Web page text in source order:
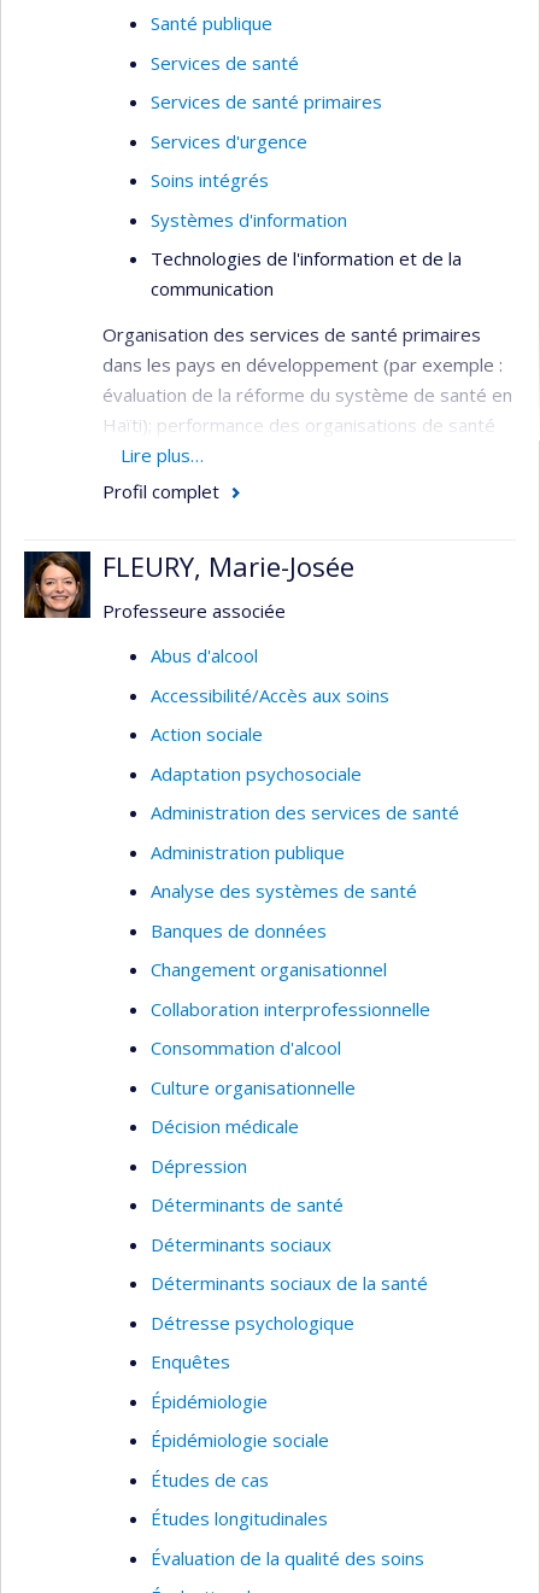
Santé publique
Services de santé
Services de santé primaires
Services d'urgence
Soins intégrés
Systèmes d'information
Technologies de l'information et de la
communication
Organisation des services de santé primaires
dans les pays en développement (par exemple :
évaluation de la réforme du système de santé en
Haïti); performance des organisations de santé
(par exemple : évaluation de la performance des
hôpitaux et des agences d’évaluation des
évaluation de la gestion par programmes
clientèles en milieu psychiatrique, prévention du
services d'urgence (par exemple : évaluation du
traitement des appels aux services d’urgence,
gestion des flottes ambulancières); traitement
exemple : analyse de la décision médicale,
télémédecine, systèmes d’information en santé).
Lire plus…
Profil complet
FLEURY, Marie-Josée
Professeure associée
Abus d'alcool
Accessibilité/Accès aux soins
Action sociale
Adaptation psychosociale
Administration des services de santé
Administration publique
Analyse des systèmes de santé
Banques de données
Changement organisationnel
Collaboration interprofessionnelle
Consommation d'alcool
Culture organisationnelle
Décision médicale
Dépression
Déterminants de santé
Déterminants sociaux
Déterminants sociaux de la santé
Détresse psychologique
Enquêtes
Épidémiologie
Épidémiologie sociale
Études de cas
Études longitudinales
Évaluation de la qualité des soins